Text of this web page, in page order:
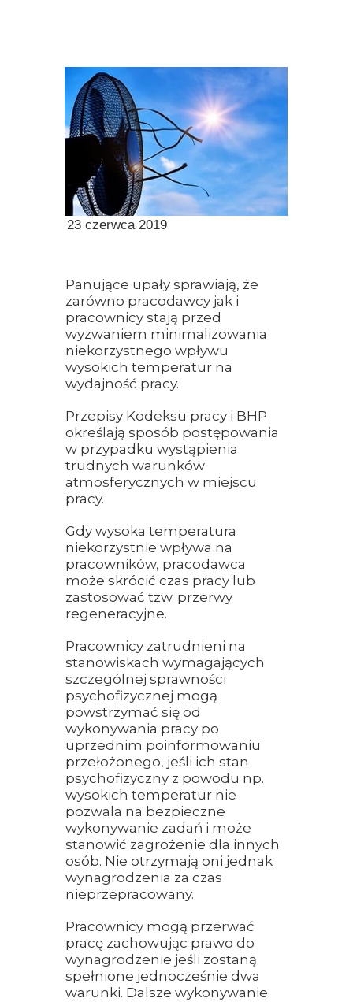
23 czerwca 2019
Panujące upały sprawiają, że
zarówno pracodawcy jak i
pracownicy stają przed
wyzwaniem minimalizowania
niekorzystnego wpływu
wysokich temperatur na
wydajność pracy.
Przepisy Kodeksu pracy i BHP
określają sposób postępowania
w przypadku wystąpienia
trudnych warunków
atmosferycznych w miejscu
pracy.
Gdy wysoka temperatura
niekorzystnie wpływa na
pracowników, pracodawca
może skrócić czas pracy lub
zastosować tzw. przerwy
regeneracyjne.
Pracownicy zatrudnieni na
stanowiskach wymagających
szczególnej sprawności
psychofizycznej mogą
powstrzymać się od
wykonywania pracy po
uprzednim poinformowaniu
przełożonego, jeśli ich stan
psychofizyczny z powodu np.
wysokich temperatur nie
pozwala na bezpieczne
wykonywanie zadań i może
stanowić zagrożenie dla innych
osób. Nie otrzymają oni jednak
wynagrodzenia za czas
nieprzepracowany.
Pracownicy mogą przerwać
pracę zachowując prawo do
wynagrodzenie jeśli zostaną
spełnione jednocześnie dwa
warunki. Dalsze wykonywanie